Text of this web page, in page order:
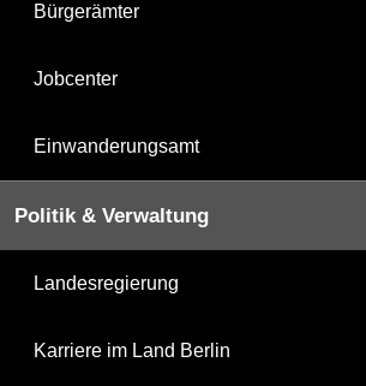
Bürgerämter
Jobcenter
Einwanderungsamt
Politik & Verwaltung
Landesregierung
Karriere im Land Berlin